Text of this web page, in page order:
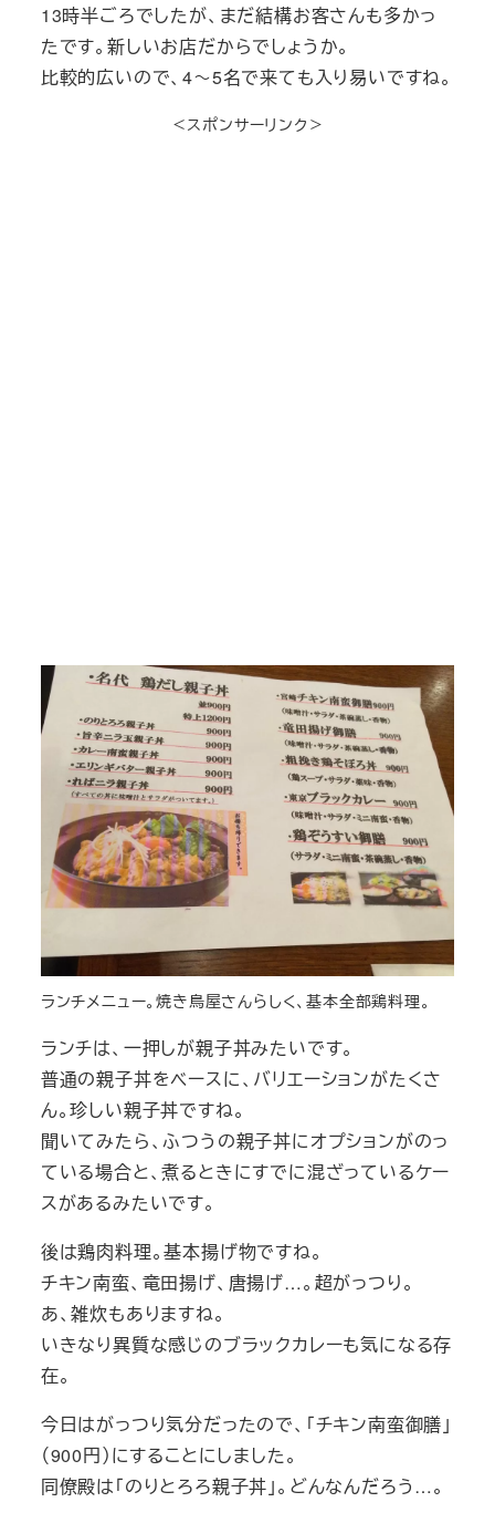
13時半ごろでしたが、まだ結構お客さんも多かっ
たです。新しいお店だからでしょうか。
比較的広いので、4～5名で来ても入り易いですね。
＜スポンサーリンク＞
ランチメニュー。焼き鳥屋さんらしく、基本全部鶏料理。
ランチは、一押しが親子丼みたいです。
普通の親子丼をベースに、バリエーションがたくさ
ん。珍しい親子丼ですね。
聞いてみたら、ふつうの親子丼にオプションがのっ
ている場合と、煮るときにすでに混ざっているケー
スがあるみたいです。
後は鶏肉料理。基本揚げ物ですね。
チキン南蛮、竜田揚げ、唐揚げ…。超がっつり。
あ、雑炊もありますね。
いきなり異質な感じのブラックカレーも気になる存
在。
今日はがっつり気分だったので、「チキン南蛮御膳」
（900円）にすることにしました。
同僚殿は「のりとろろ親子丼」。どんなんだろう…。